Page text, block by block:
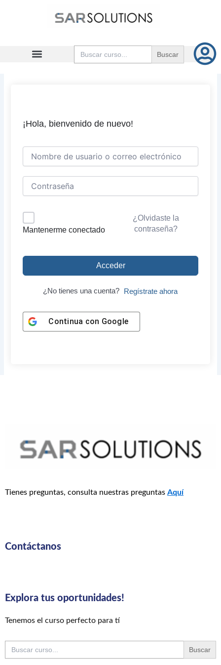
Buscar:
¡Hola, bienvenido de nuevo!
Mantenerme conectado
¿Olvidaste la
contraseña?
Acceder
¿No tienes una cuenta? Regístrate ahora
Continua con Google
Tienes preguntas, consulta nuestras preguntas Aquí
Contáctanos
Explora tus oportunidades!
Tenemos el curso perfecto para tí
Buscar: